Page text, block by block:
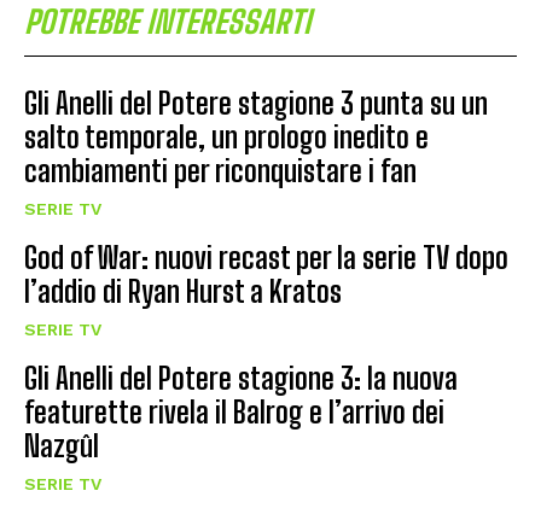
POTREBBE INTERESSARTI
Gli Anelli del Potere stagione 3 punta su un
salto temporale, un prologo inedito e
cambiamenti per riconquistare i fan
SERIE TV
God of War: nuovi recast per la serie TV dopo
l’addio di Ryan Hurst a Kratos
SERIE TV
Gli Anelli del Potere stagione 3: la nuova
featurette rivela il Balrog e l’arrivo dei
Nazgûl
SERIE TV